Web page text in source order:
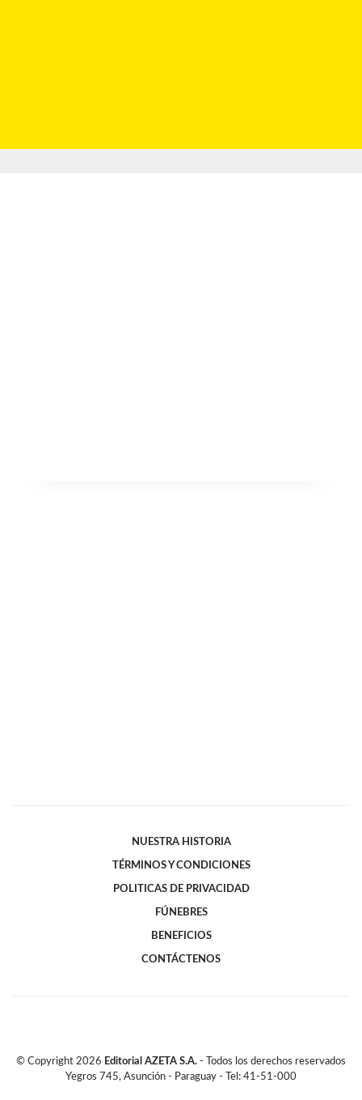
NUESTRA HISTORIA
TÉRMINOS Y CONDICIONES
POLITICAS DE PRIVACIDAD
FÚNEBRES
BENEFICIOS
CONTÁCTENOS
© Copyright 2026 Editorial AZETA S.A. - Todos los derechos reservados
Yegros 745, Asunción - Paraguay - Tel: 41-51-000